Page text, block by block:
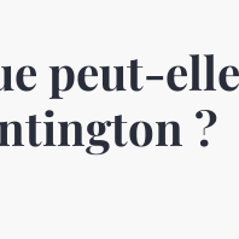
peut-
?